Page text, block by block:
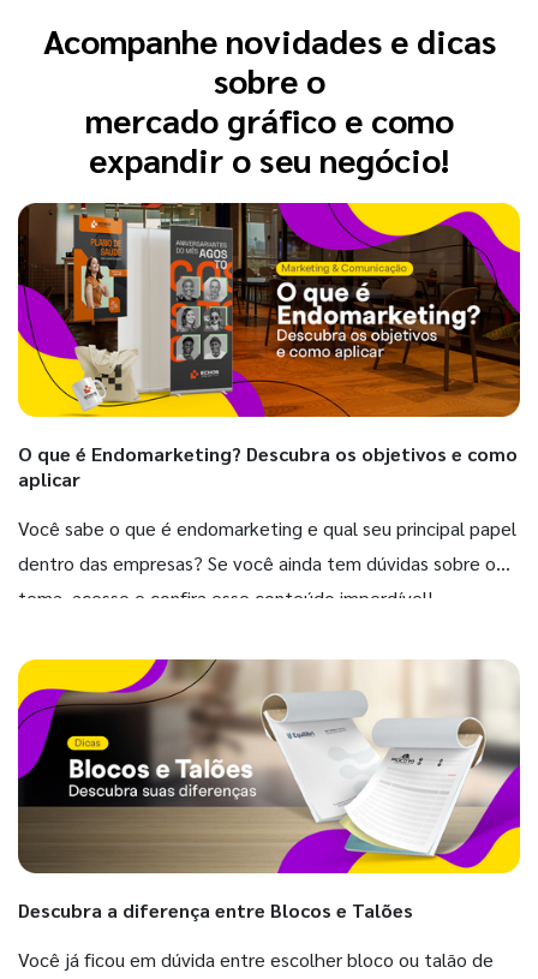
Acompanhe novidades e dicas
sobre o
mercado gráfico e como
expandir o seu negócio!
O que é Endomarketing? Descubra os objetivos e como
aplicar
Você sabe o que é endomarketing e qual seu principal papel
dentro das empresas? Se você ainda tem dúvidas sobre o
tema, acesse e confira esse conteúdo imperdível!
Descubra a diferença entre Blocos e Talões
Você já ficou em dúvida entre escolher bloco ou talão de